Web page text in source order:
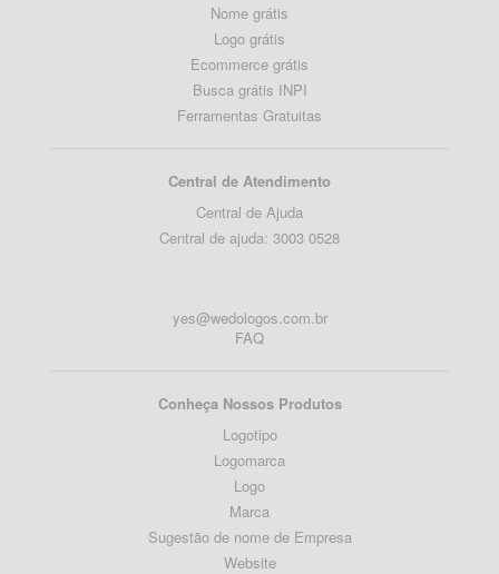
Nome grátis
Logo grátis
Ecommerce grátis
Busca grátis INPI
Ferramentas Gratuitas
Central de Atendimento
Central de Ajuda
Central de ajuda: 3003 0528
yes@wedologos.com.br
FAQ
Conheça Nossos Produtos
Logotipo
Logomarca
Logo
Marca
Sugestão de nome de Empresa
Website